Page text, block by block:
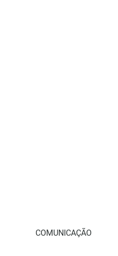
COMUNICAÇÃO